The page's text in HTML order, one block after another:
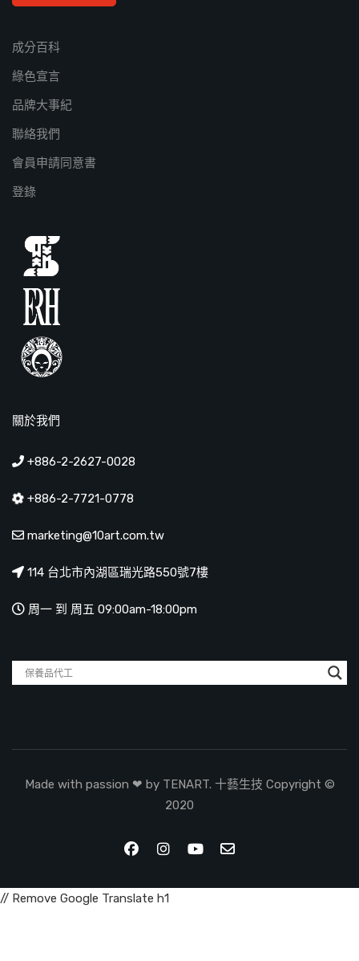
成分百科
綠色宣言
品牌大事紀
聯絡我們
會員申請同意書
登錄
關於我們
+886-2-2627-0028
+886-2-7721-0778
marketing@10art.com.tw
114 台北市內湖區瑞光路550號7樓
周一 到 周五 09:00am-18:00pm
Made with passion ❤ by TENART. 十藝生技 Copyright ©
2020
// Remove Google Translate h1